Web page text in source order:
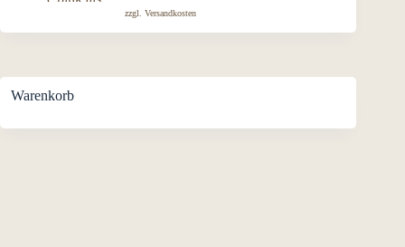
zzgl.Versandkosten
Warenkorb